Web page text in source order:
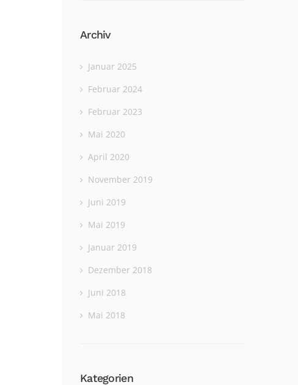
Archiv
Januar 2025
Februar 2024
Februar 2023
Mai 2020
April 2020
November 2019
Juni 2019
Mai 2019
Januar 2019
Dezember 2018
Juni 2018
Mai 2018
Kategorien